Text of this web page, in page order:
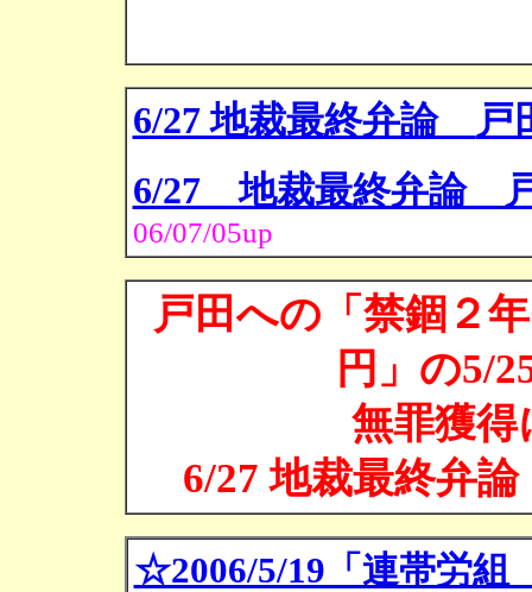
6/27 地裁最終弁論
戸
6/27 地裁最終弁論
06/07/05up
戸田への「禁錮２
円」の5/
無罪獲得
6/27 地裁最終弁
☆2006/5/19「連帯労